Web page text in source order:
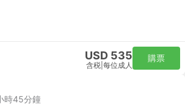
USD 535
含税 每位成人
購票
時45分鐘